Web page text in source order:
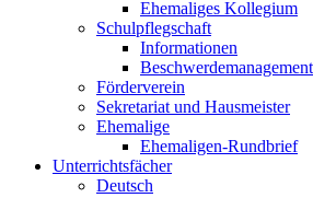
Ehemaliges Kollegium
Schulpflegschaft
Informationen
Beschwerdemanagement
Förderverein
Sekretariat und Hausmeister
Ehemalige
Ehemaligen-Rundbrief
Unterrichtsfächer
Deutsch